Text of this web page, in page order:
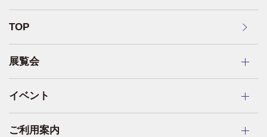
TOP
展覧会
イベント
ご利用案内